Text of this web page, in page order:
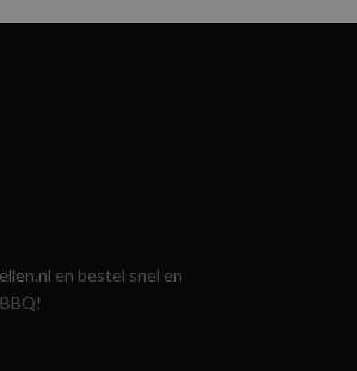
en bestel snel en